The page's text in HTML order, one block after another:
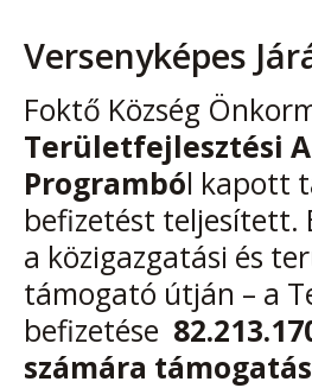
Versenyképes
Foktő Község
Területfejlesztési
Programból kapott
befizetést teljesített.
a közigazgatási és
támogató útján – a
befizetése
számára